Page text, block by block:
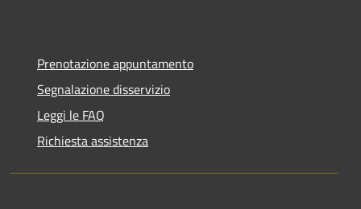
Prenotazione appuntamento
Segnalazione disservizio
Leggi le FAQ
Richiesta assistenza